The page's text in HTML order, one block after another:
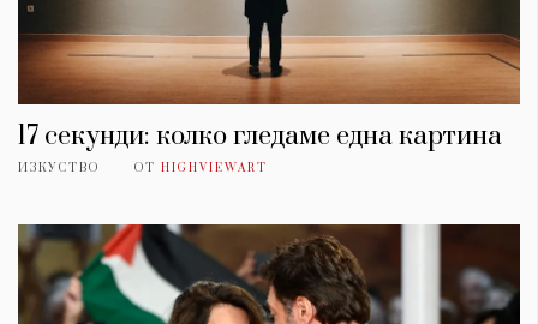
17 секунди: колко гледаме една картина
ИЗКУСТВО ОТ HIGHVIEWART